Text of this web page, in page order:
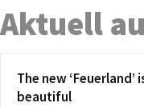
Aktuell
The new
beautiful